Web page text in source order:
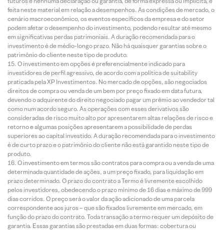
feita neste material em relação a desempenhos. As condições de mercado, o
cenário macroeconômico, os eventos específicos da empresa e do setor
podem afetar o desempenho do investimento, podendo resultar até mesmo
em significativas perdas patrimoniais. A duração recomendada para o
investimento é de médio-longo prazo. Não há quaisquer garantias sobre o
patrimônio do cliente neste tipo de produto.
O investimento em opções é preferencialmente indicado para
investidores de perfil agressivo, de acordo com a política de suitability
praticada pela XP Investimentos. No mercado de opções, são negociados
direitos de compra ou venda de um bem por preço fixado em data futura,
devendo o adquirente do direito negociado pagar um prêmio ao vendedor tal
como num acordo seguro. As operações com esses derivativos são
consideradas de risco muito alto por apresentarem altas relações de risco e
retorno e algumas posições apresentarem a possibilidade de perdas
superiores ao capital investido. A duração recomendada para o investimento
é de curto prazo e o patrimônio do cliente não está garantido neste tipo de
produto.
O investimento em termos são contratos para compra ou a venda de uma
determinada quantidade de ações, a um preço fixado, para liquidação em
prazo determinado. O prazo do contrato a Termo é livremente escolhido
pelos investidores, obedecendo o prazo mínimo de 16 dias e máximo de 999
dias corridos. O preço será o valor da ação adicionado de uma parcela
correspondente aos juros – que são fixados livremente em mercado, em
função do prazo do contrato. Toda transação a termo requer um depósito de
garantia. Essas garantias são prestadas em duas formas: cobertura ou